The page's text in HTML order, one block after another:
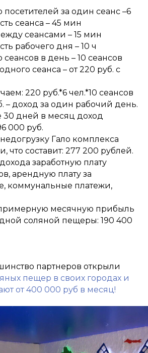
посетителей за один сеанс –6
сеанса – 45 мин
сеансами – 15 мин
рабочего дня – 10 ч
сеансов в день – 10 сеансов
сеанса – от 220 руб. с
220 руб.*6 чел.*10 сеансов
– доход за один рабочий день.
30 дней в месяц доход
000 руб.
Гало комплекса
что составит: 277 200 рублей.
заработную плату
арендную плату за
коммунальные платежи,
месячную прибыль
соляной пещеры: 190 400
партнеров открыли
пещер в своих городах и
от 400 000 руб в месяц!